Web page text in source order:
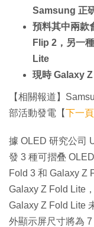
Samsung 正
預料其中兩款
Flip 2，另一
Lite
現時 Galaxy
【相關報道】
部活動發電【下一頁
據 OLED 研究公司
發 3 種可摺叠
Fold 3 和 Galaxy Z
Galaxy Z Fold Lite
Galaxy Z Fold Lite
外顯示屏尺寸將為